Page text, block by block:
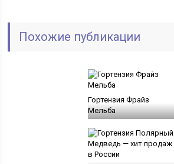
Похожие публикации
Гортензия Фрайз
Мельба